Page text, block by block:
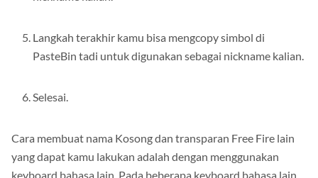
Langkah terakhir kamu bisa mengcopy simbol di
PasteBin tadi untuk digunakan sebagai nickname kalian.
Selesai.
Cara membuat nama Kosong dan transparan Free Fire lain
yang dapat kamu lakukan adalah dengan menggunakan
keyboard bahasa lain. Pada beberapa keyboard bahasa lain